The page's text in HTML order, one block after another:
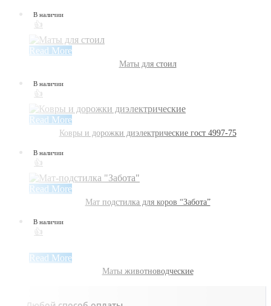
В наличии
👍
Read More
Маты для стоил
В наличии
👍
Read More
Ковры и дорожки диэлектрические гост 4997-75
В наличии
👍
Read More
Мат подстилка для коров “Забота”
В наличии
👍
Read More
Маты животноводческие